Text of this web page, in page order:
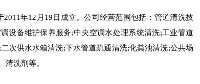
年12月19日成立。公司经营范围包括：管道清洗技
设备维护保养服务;中央空调水处理系统清洗;工业管道
次供水水箱清洗;下水管道疏通清洗;化粪池清洗;公共场
清洗剂等。